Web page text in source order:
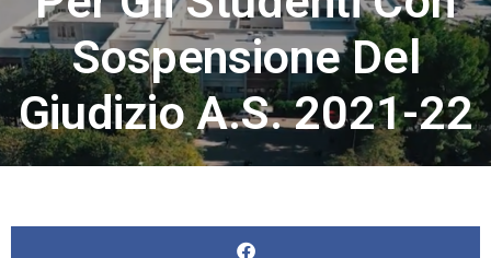
Sospensione Del
Giudizio A.s. 2021-22